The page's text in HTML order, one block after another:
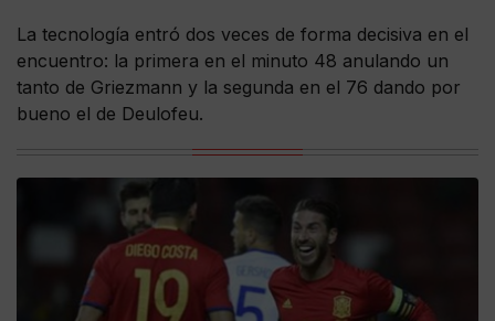
La tecnología entró dos veces de forma decisiva en el
encuentro: la primera en el minuto 48 anulando un
tanto de Griezmann y la segunda en el 76 dando por
bueno el de Deulofeu.